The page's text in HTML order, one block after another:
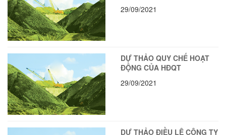
29/09/2021
DỰ THẢO QUY CHẾ HOẠT
ĐỘNG CỦA HĐQT
29/09/2021
DỰ THẢO ĐIỀU LỆ CÔNG TY